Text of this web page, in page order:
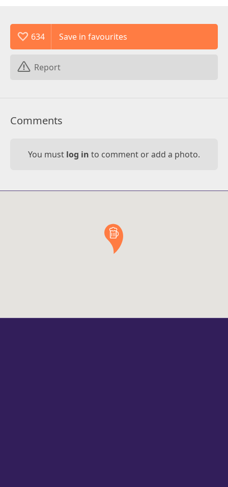
634
Report
Comments
You must log in to comment or add a photo.